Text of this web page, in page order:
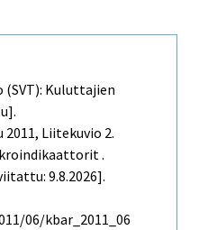
Kuluttajien
2011, Liitekuvio 2.
.
9.8.2026].
06/kbar_2011_06